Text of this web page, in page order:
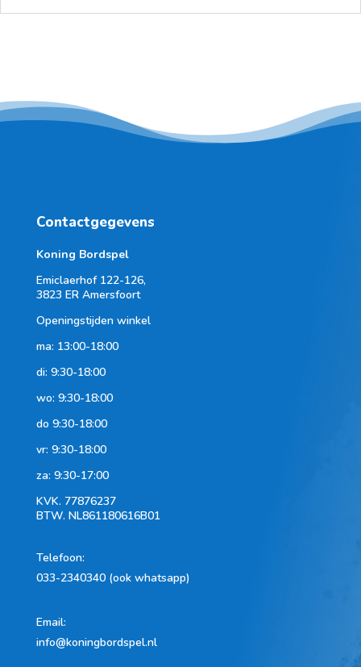
Contactgegevens
Koning Bordspel
Emiclaerhof 122-126,
3823 ER Amersfoort
Openingstijden winkel
ma: 13:00-18:00
di: 9:30-18:00
wo: 9:30-18:00
do 9:30-18:00
vr: 9:30-18:00
za: 9:30-17:00
KVK. 77876237
BTW. NL861180616B01
Telefoon:
033-2340340 (ook whatsapp)
Email:
info@koningbordspel.nl